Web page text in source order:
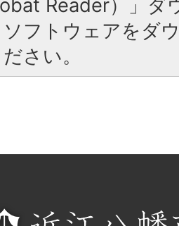
Reader）」ダ
ソフトウェアをダ
さい。